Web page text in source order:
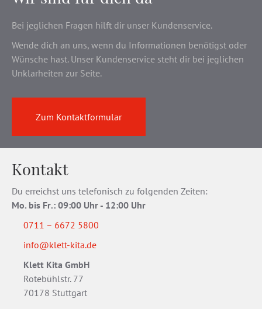
Bei jeglichen Fragen hilft dir unser Kundenservice.
Wende dich an uns, wenn du Informationen benötigst oder
Wünsche hast. Unser Kundenservice steht dir bei jeglichen
Unklarheiten zur Seite.
Zum Kontaktformular
Kontakt
Du erreichst uns telefonisch zu folgenden Zeiten:
Mo. bis Fr.: 09:00 Uhr - 12:00 Uhr
0711 – 6672 5800
info@klett-kita.de
Klett Kita GmbH
Rotebühlstr. 77
70178 Stuttgart